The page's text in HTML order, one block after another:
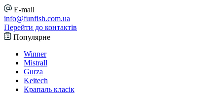
E-mail
info@funfish.com.ua
Перейти до контактів
Популярне
Winner
Mistrall
Gurza
Keitech
Крапаль класік